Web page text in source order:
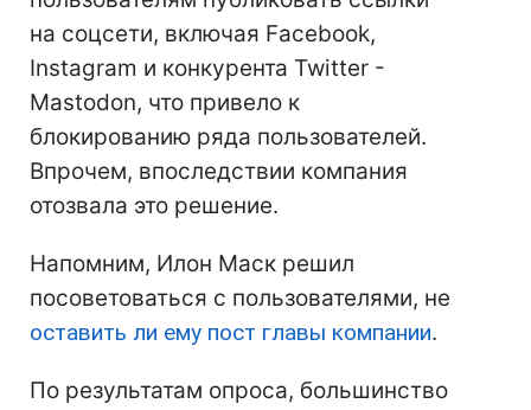
на соцсети, включая Facebook,
Instagram и конкурента Twitter -
Mastodon, что привело к
блокированию ряда пользователей.
Впрочем, впоследствии компания
отозвала это решение.
Напомним, Илон Маск решил
посоветоваться с пользователями, не
оставить ли ему пост главы компании.
По результатам опроса, большинство